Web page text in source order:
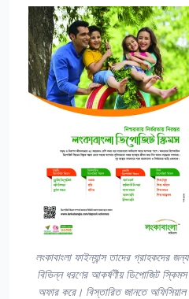
লংকাবাংলা ফাইন্যান্স তাদের গ্রাহকদের জন্য
বিভিন্ন ধরণের আকর্ষণীয় ডিপোজিট স্কিমস
অফার করে। বিস্তারিত জানতে অফিসিয়াল